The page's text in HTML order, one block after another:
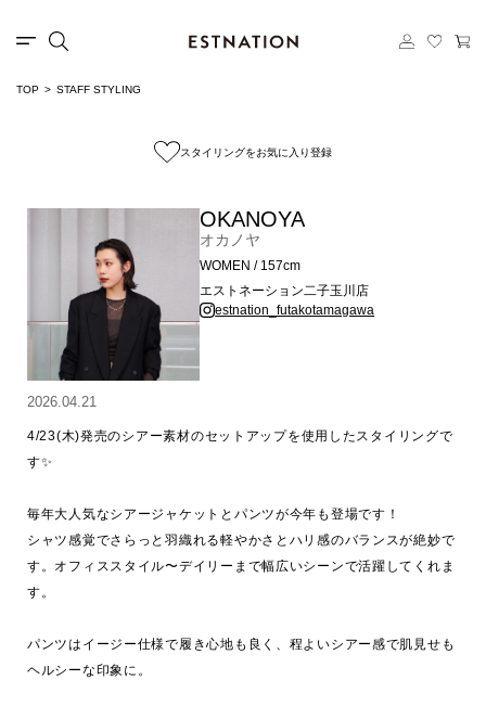
TOP STAFF STYLING
スタイリングをお気に入り登録
OKANOYA
オカノヤ
WOMEN / 157cm
エストネーション二子玉川店
estnation_futakotamagawa
2026.04.21
4/23(木)発売のシアー素材のセットアップを使用したスタイリングで
す✨
毎年大人気なシアージャケットとパンツが今年も登場です！
シャツ感覚でさらっと羽織れる軽やかさとハリ感のバランスが絶妙で
す。オフィススタイル〜デイリーまで幅広いシーンで活躍してくれま
す。
パンツはイージー仕様で履き心地も良く、程よいシアー感で肌見せも
ヘルシーな印象に。